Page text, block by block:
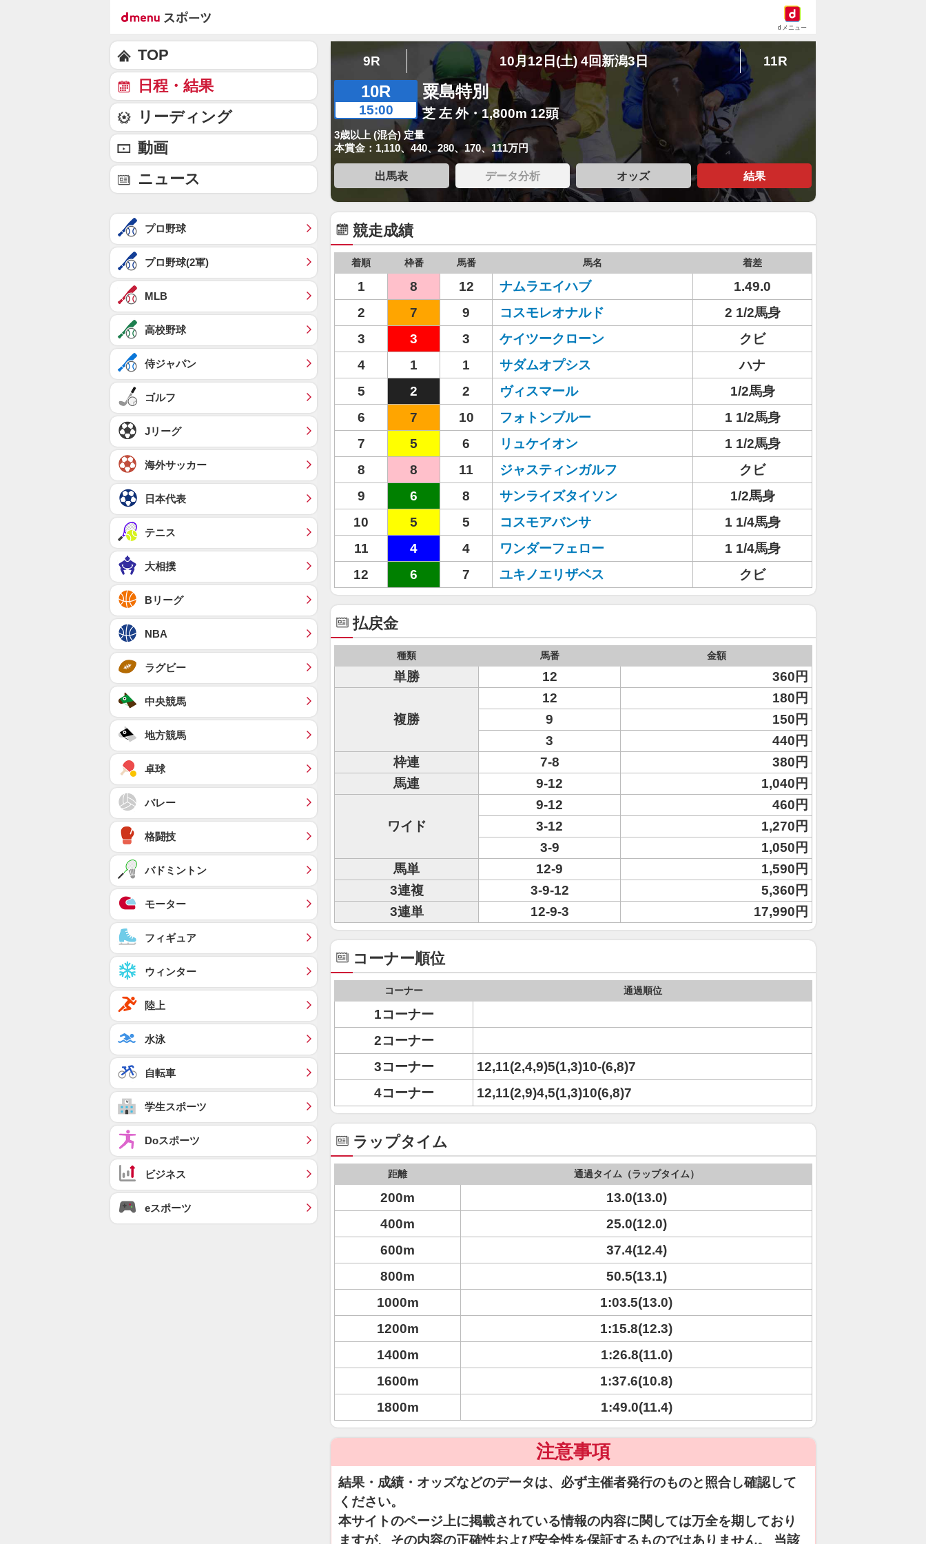
dメニュー
9R 10月12日(土) 4回新潟3日 11R
10R
15:00
粟島特別
芝 左 外・1,800m 12頭
3歳以上 (混合) 定量
本賞金：1,110、440、280、170、111万円
出馬表 データ分析 オッズ 結果
競走成績
着順 枠番 馬番 馬名 着差
1 8 12 ナムラエイハブ
1.49.0
2
7 9 コスモレオナルド
2 1/2馬身
3
3 3 ケイツークローン
クビ
4
1 1 サダムオプシス
ハナ
5
2 2 ヴィスマール
1/2馬身
6
7 10 フォトンブルー
1 1/2馬身
7
5 6 リュケイオン
1 1/2馬身
8
8 11 ジャスティンガルフ
クビ
9
6 8 サンライズタイソン
1/2馬身
10
5 5 コスモアバンサ
1 1/4馬身
11
4 4 ワンダーフェロー
1 1/4馬身
12
6 7 ユキノエリザベス クビ
払戻金
種類 馬番 金額
単勝 12 360円
複勝
12
180円
9
150円
3
440円
枠連
7-8
380円
馬連
9-12 1,040円
ワイド
9-12
460円
3-12
1,270円
3-9
1,050円
馬単
12-9
1,590円
3連複
3-9-12
5,360円
3連単
12-9-3 17,990円
コーナー順位
コーナー 通過順位
1コーナー
2コーナー
3コーナー
12,11(2,4,9)5(1,3)10-(6,8)7
4コーナー
12,11(2,9)4,5(1,3)10(6,8)7
ラップタイム
距離 通過タイム（ラップタイム）
200m
13.0(13.0)
400m
25.0(12.0)
600m
37.4(12.4)
800m
50.5(13.1)
1000m
1:03.5(13.0)
1200m
1:15.8(12.3)
1400m
1:26.8(11.0)
1600m
1:37.6(10.8)
1800m
1:49.0(11.4)
注意事項
結果・成績・オッズなどのデータは、必ず主催者発行のものと照合し確認して
ください。
本サイトのページ上に掲載されている情報の内容に関しては万全を期しており
ますが、その内容の正確性および安全性を保証するものではありません。 当該
TOP
日程・結果
リーディング
動画
ニュース
プロ野球
プロ野球(2軍)
MLB
高校野球
侍ジャパン
ゴルフ
Jリーグ
海外サッカー
日本代表
テニス
大相撲
Bリーグ
NBA
ラグビー
中央競馬
地方競馬
卓球
バレー
格闘技
バドミントン
モーター
フィギュア
ウィンター
陸上
水泳
自転車
学生スポーツ
Doスポーツ
ビジネス
eスポーツ